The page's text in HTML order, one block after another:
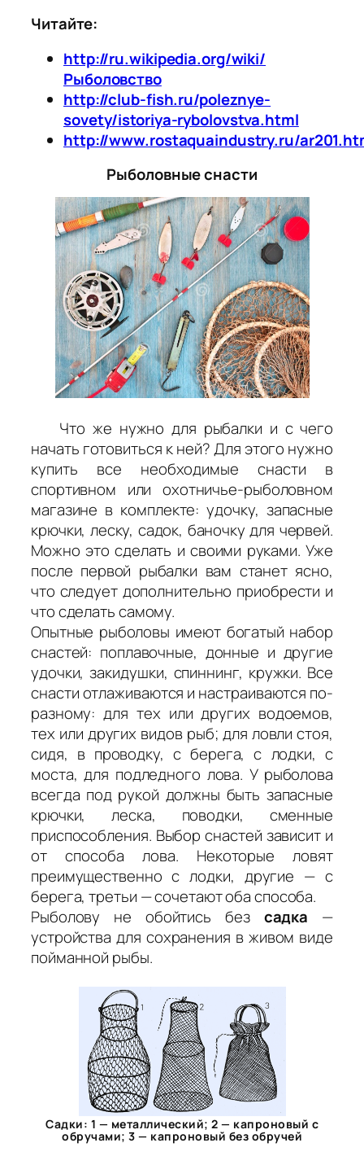
Читайте:
http://ru.wikipedia.org/wiki/
Рыболовство
http://club-fish.ru/poleznye-
sovety/istoriya-rybolovstva.html
http://www.rostaquaindustry.ru/
Рыболовные снасти
Что же нужно для рыбалки и с чего
начать готовиться к ней? Для этого нужно
купить все необходимые снасти в
спортивном или охотничье-рыболовном
магазине в комплекте: удочку, запасные
крючки, леску, садок, баночку для червей.
Можно это сделать и своими руками. Уже
после первой рыбалки вам станет ясно,
что следует дополнительно приобрести и
что сделать самому.
Опытные рыболовы имеют богатый набор
снастей: поплавочные, донные и другие
удочки, закидушки, спиннинг, кружки. Все
снасти отлаживаются и настраиваются по-
разному: для тех или других водоемов,
тех или других видов рыб; для ловли стоя,
сидя, в проводку, с берега, с лодки, с
моста, для подледного лова. У рыболова
всегда под рукой должны быть запасные
крючки, леска, поводки, сменные
приспособления. Выбор снастей зависит и
от способа лова. Некоторые ловят
преимущественно с лодки, другие — с
берега, третьи — сочетают оба способа.
Рыболову не обойтись без садка —
устройства для сохранения в живом виде
пойманной рыбы.
Садки: 1 — металлический; 2 — капроновый с
обручами; 3 — капроновый без обручей